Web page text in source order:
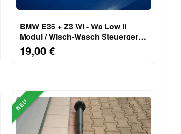
BMW E36 + Z3 Wi - Wa Low II
Modul / Wisch-Wasch Steuergerät
8366381
19,00 €
NEU